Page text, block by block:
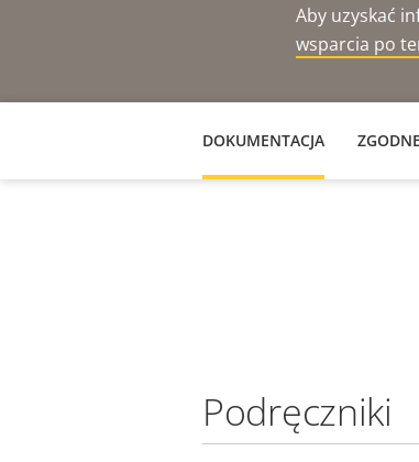
Aby uzyskać
wsparcia po
DOKUMENTACJA
Podręczniki